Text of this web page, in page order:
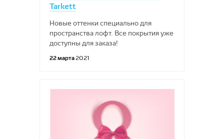
Tarkett
Новые оттенки специально для
пространства лофт. Все покрытия уже
доступны для заказа!
22 марта2021